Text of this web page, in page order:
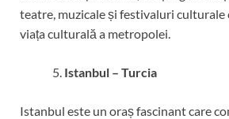
teatre, muzicale și festivaluri culturale
viața culturală a metropolei.
Istanbul – Turcia
Istanbul este un oraș fascinant care